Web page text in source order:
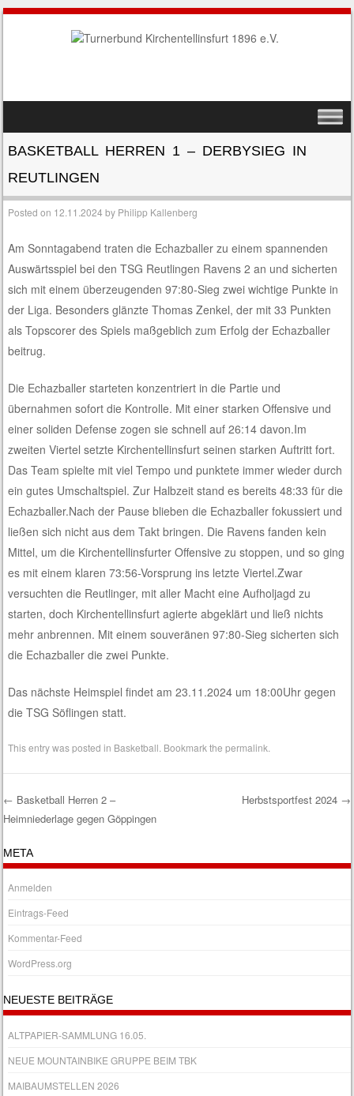
MENU
BASKETBALL HERREN 1 – DERBYSIEG IN
REUTLINGEN
Posted on 12.11.2024 by Philipp Kallenberg
Am Sonntagabend traten die Echazballer zu einem spannenden
Auswärtsspiel bei den TSG Reutlingen Ravens 2 an und sicherten
sich mit einem überzeugenden 97:80-Sieg zwei wichtige Punkte in
der Liga. Besonders glänzte Thomas Zenkel, der mit 33 Punkten
als Topscorer des Spiels maßgeblich zum Erfolg der Echazballer
beitrug.
Die Echazballer starteten konzentriert in die Partie und
übernahmen sofort die Kontrolle. Mit einer starken Offensive und
einer soliden Defense zogen sie schnell auf 26:14 davon.Im
zweiten Viertel setzte Kirchentellinsfurt seinen starken Auftritt fort.
Das Team spielte mit viel Tempo und punktete immer wieder durch
ein gutes Umschaltspiel. Zur Halbzeit stand es bereits 48:33 für die
Echazballer.Nach der Pause blieben die Echazballer fokussiert und
ließen sich nicht aus dem Takt bringen. Die Ravens fanden kein
Mittel, um die Kirchentellinsfurter Offensive zu stoppen, und so ging
es mit einem klaren 73:56-Vorsprung ins letzte Viertel.Zwar
versuchten die Reutlinger, mit aller Macht eine Aufholjagd zu
starten, doch Kirchentellinsfurt agierte abgeklärt und ließ nichts
mehr anbrennen. Mit einem souveränen 97:80-Sieg sicherten sich
die Echazballer die zwei Punkte.
Das nächste Heimspiel findet am 23.11.2024 um 18:00Uhr gegen
die TSG Söflingen statt.
This entry was posted in Basketball . Bookmark thepermalink
Post navigation
← Basketball Herren 2 –
Heimniederlage gegen Göppingen
Herbstsportfest 2024 →
META
Anmelden
Eintrags-Feed
Kommentar-Feed
WordPress.org
NEUESTE BEITRÄGE
ALTPAPIER-SAMMLUNG 16.05.
NEUE MOUNTAINBIKE GRUPPE BEIM TBK
MAIBAUMSTELLEN 2026